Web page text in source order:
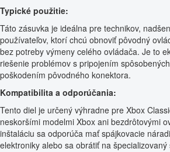
Typické použitie:
Táto zásuvka je ideálna pre technikov,
používateľov, ktorí chcú obnoviť pôvodný
bez potreby výmeny celého ovládača. Je to
riešenie problémov s pripojením
poškodením pôvodného konektora.
Kompatibilita a odporúčania:
Tento diel je určený výhradne pre Xbox
neskoršími modelmi Xbox ani bezdrôtovými
inštaláciu sa odporúča mať spájkovacie
elektroniky alebo sa obrátiť na špecializovaný